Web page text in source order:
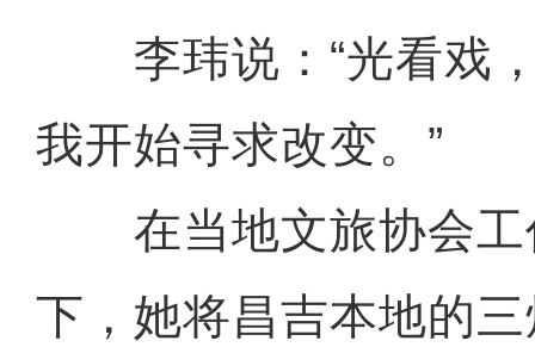
李玮说：“光看戏，
我开始寻求改变。”
在当地文旅协会工
下，她将昌吉本地的